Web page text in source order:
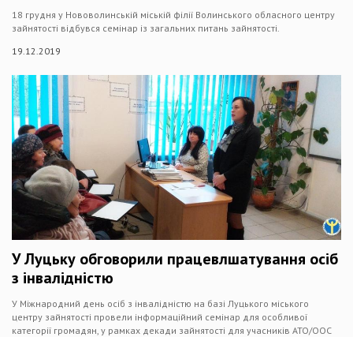
18 грудня у Нововолинській міській філії Волинського обласного центру
зайнятості відбувся семінар із загальних питань зайнятості.
19.12.2019
У Луцьку обговорили працевлшатування осіб
з інвалідністю
У Міжнародний день осіб з інвалідністю на базі Луцького міського
центру зайнятості провели інформаційний семінар для особливої
категорії громадян, у рамках декади зайнятості для учасників АТО/ООС